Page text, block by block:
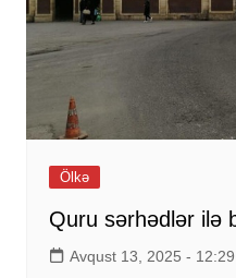
Ölkə
Quru sərhədlər ilə
Avqust 13, 2025 - 12:29